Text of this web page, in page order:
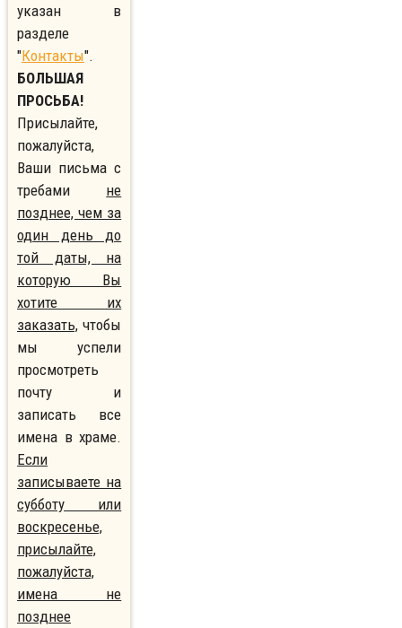
указан в
разделе
"Контакты".
БОЛЬШАЯ
ПРОСЬБА!
Присылайте,
пожалуйста,
Ваши письма с
требами не
позднее, чем за
один день до
той даты, на
которую Вы
хотите их
заказать, чтобы
мы успели
просмотреть
почту и
записать все
имена в храме.
Если
записываете на
субботу или
воскресенье,
присылайте,
пожалуйста,
имена не
позднее